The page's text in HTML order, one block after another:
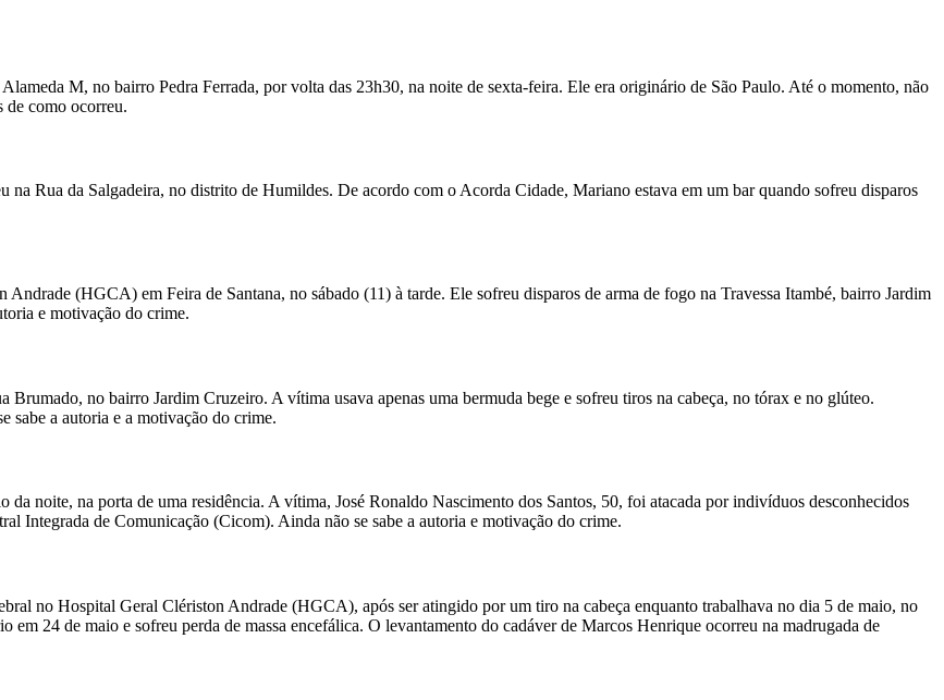
M, no bairro Pedra Ferrada, por volta das 23h30, na noite de sexta-feira. Ele era originário de São Paulo. Até o momento, não
de como ocorreu.
Rua da Salgadeira, no distrito de Humildes. De acordo com o Acorda Cidade, Mariano estava em um bar quando sofreu disparos
(HGCA) em Feira de Santana, no sábado (11) à tarde. Ele sofreu disparos de arma de fogo na Travessa Itambé, bairro Jardim
e motivação do crime.
no bairro Jardim Cruzeiro. A vítima usava apenas uma bermuda bege e sofreu tiros na cabeça, no tórax e no glúteo.
sabe a autoria e a motivação do crime.
noite, na porta de uma residência. A vítima, José Ronaldo Nascimento dos Santos, 50, foi atacada por indivíduos desconhecidos
Integrada de Comunicação (Cicom). Ainda não se sabe a autoria e motivação do crime.
no Hospital Geral Clériston Andrade (HGCA), após ser atingido por um tiro na cabeça enquanto trabalhava no dia 5 de maio, no
24 de maio e sofreu perda de massa encefálica. O levantamento do cadáver de Marcos Henrique ocorreu na madrugada de